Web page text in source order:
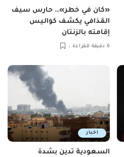
«كان في خطر»… حارس سيف
القذافي يكشف كواليس
إقامته بالزنتان
6 دقيقة للقراءة
اخبار
السعودية تدين بشدة